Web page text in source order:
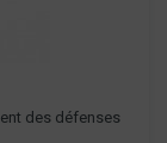
des défenses